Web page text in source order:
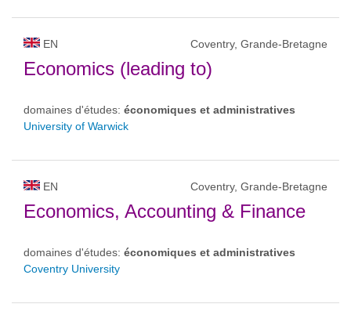
EN Coventry, Grande-Bretagne
Economics (leading to)
domaines d'études: économiques et administratives
University of Warwick
EN Coventry, Grande-Bretagne
Economics, Accounting & Finance
domaines d'études: économiques et administratives
Coventry University